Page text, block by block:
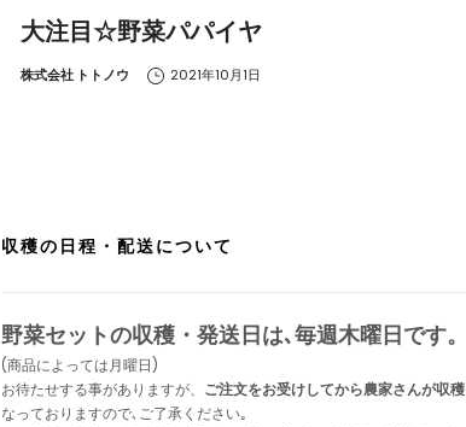
大注目☆野菜パパイヤ
by
株式会社 トトノウ 2021年10月1日
収穫の日程・配送について
野菜セットの収穫・発送日は､毎週木曜日です。
(商品によっては月曜日)
お待たせする事がありますが、 ご注文をお受けしてから農家さんが収穫
なっておりますので､ご了承ください｡